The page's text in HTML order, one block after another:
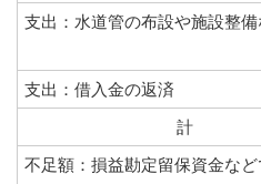
支出：水道管の布設や施設整
支出：借入金の返済
計
不足額：損益勘定留保資金など